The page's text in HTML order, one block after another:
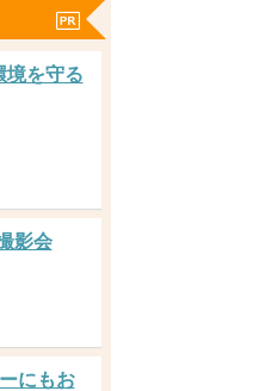
境を守る
影会
にもお